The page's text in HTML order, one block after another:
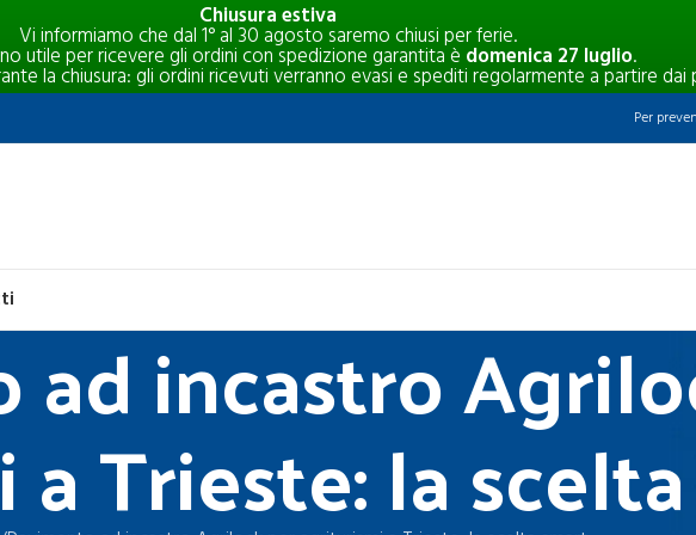
Chiusura estiva
Vi informiamo che dal 1° al 30 agosto saremo chiusi per ferie.
utile per ricevere gli ordini con spedizione garantita è domenica 27 luglio.
la chiusura: gli ordini ricevuti verranno evasi e spediti regolarmente a partire
Per
ad incastro
Trieste: la